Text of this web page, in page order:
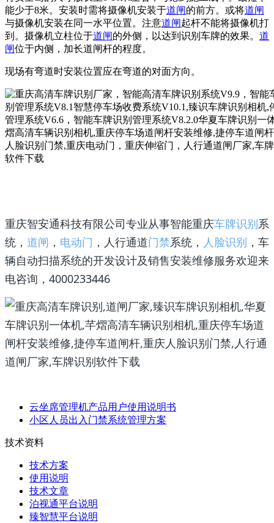
能少于8米。安装时需将摄像机安装于道闸的前方。或将道闸
与摄像机安装在同一水平位置。注意道闸起杆不能将摄像机打
到。摄像机立柱位于道闸的外侧，以达到识别车牌的效果。 道
闸位于内侧，加长道闸杆的程度。
现场有弯道时安装位置应在弯道的对面方向。
重庆智安通科技有限公司专业从事智能重庆车牌识别系
统， 道闸 ， 电动门 ，人行通道门禁系统， 人脸识别 ，车
辆自动扫描系统的开发设计及销售安装维修服务欢迎来
电咨询，4000233446
云坐席管理机产品用户使用说明书
小区人员出入门禁系统管理方案
技术资料
技术方案
使用说明
技术文章
泊视通平台说明
臻智慧平台说明